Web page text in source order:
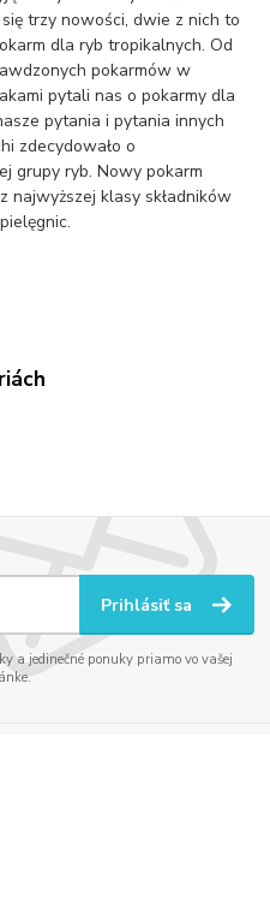
trzy nowości, dwie z nich to
dla ryb tropikalnych. Od
pokarmów w
pytali nas o pokarmy dla
pytania i pytania innych
zdecydowało o
grupy ryb. Nowy pokarm
najwyższej klasy składników
Prihlásiť sa
a jedinečné ponuky priamo vo vašej